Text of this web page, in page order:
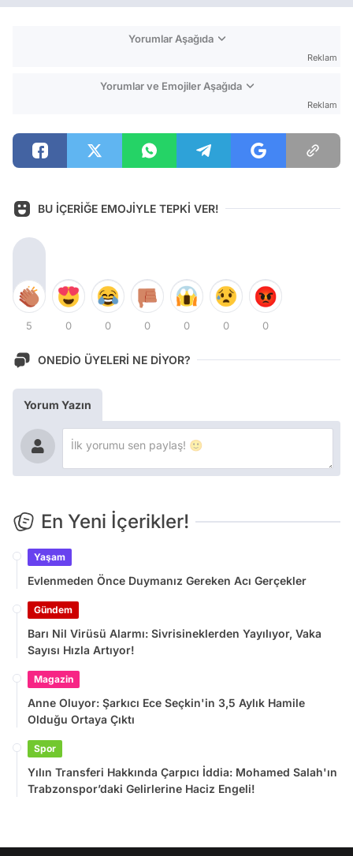
Yorumlar Aşağıda
Reklam
Yorumlar ve Emojiler Aşağıda
Reklam
BU İÇERİĞE EMOJİYLE TEPKİ VER!
5 0 0 0 0 0 0
ONEDİO ÜYELERİ NE DİYOR?
Yorum Yazın
En Yeni İçerikler!
Yaşam
Evlenmeden Önce Duymanız Gereken Acı Gerçekler
Gündem
Barı Nil Virüsü Alarmı: Sivrisineklerden Yayılıyor, Vaka
Sayısı Hızla Artıyor!
Magazin
Anne Oluyor: Şarkıcı Ece Seçkin'in 3,5 Aylık Hamile
Olduğu Ortaya Çıktı
Spor
Yılın Transferi Hakkında Çarpıcı İddia: Mohamed Salah'ın
Trabzonspor’daki Gelirlerine Haciz Engeli!